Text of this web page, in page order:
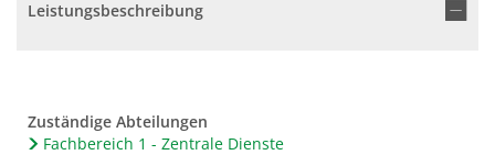
Leistungsbeschreibung
Zuständige Abteilungen
Fachbereich 1 - Zentrale Dienste